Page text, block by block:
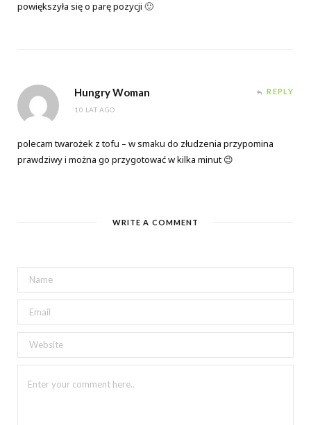
powiększyła się o parę pozycji 🙂
Hungry Woman
10 LAT AGO
REPLY
polecam twarożek z tofu – w smaku do złudzenia przypomina
prawdziwy i można go przygotować w kilka minut 😉
WRITE A COMMENT